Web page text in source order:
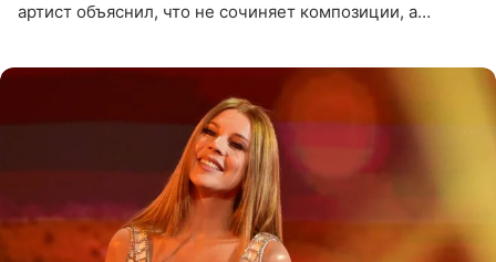
артист объяснил, что не сочиняет композиции, а